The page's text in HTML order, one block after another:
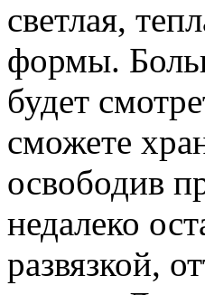
светлая,
формы.
будет
сможете
освободив
недалеко
развязкой,